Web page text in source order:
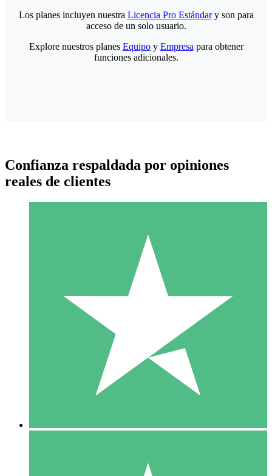
Paquetes de Créditos Individuales
Paga según el uso con créditos de descarga. Sin compromiso
10 00
10 Descargas
Los planes incluyen nuestra Licencia Pro Estándary son para
acceso de un solo usuario.
Explore nuestros planes Equipoy Empresa para obtener
funciones adicionales.
Confianza respaldada por opiniones
reales de clientes